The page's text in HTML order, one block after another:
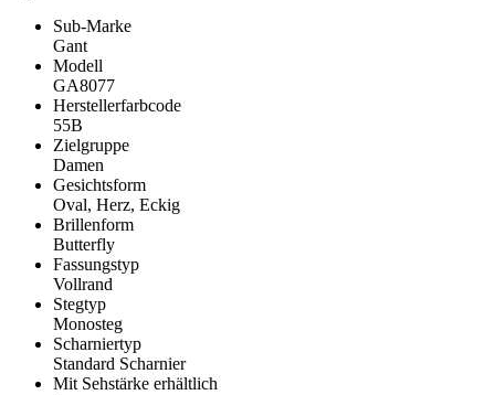
Sub-Marke
Gant
Modell
GA8077
Herstellerfarbcode
55B
Zielgruppe
Damen
Gesichtsform
Oval, Herz, Eckig
Brillenform
Butterfly
Fassungstyp
Vollrand
Stegtyp
Monosteg
Scharniertyp
Standard Scharnier
Mit Sehstärke erhältlich